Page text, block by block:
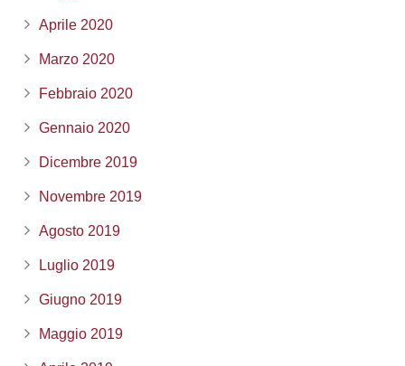
Aprile 2020
Marzo 2020
Febbraio 2020
Gennaio 2020
Dicembre 2019
Novembre 2019
Agosto 2019
Luglio 2019
Giugno 2019
Maggio 2019